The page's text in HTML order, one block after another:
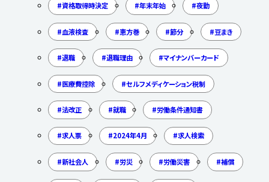
資格取得時決定 年末年始 夜勤
血液検査 恵方巻 節分 豆まき
退職 退職理由 マイナンバーカード
医療費控除 セルフメディケーション税制
法改正 就職 労働条件通知書
求人票 2024年4月 求人検索
新社会人 労災 労働災害 補償